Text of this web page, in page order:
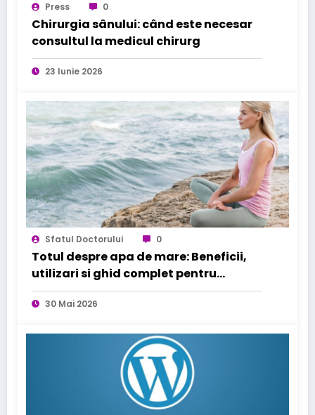
Press 0
Chirurgia sânului: când este necesar
consultul la medicul chirurg
23 Iunie 2026
Sfatul Doctorului 0
Totul despre apa de mare: Beneficii,
utilizari si ghid complet pentru
sanatatea familiei tale
30 Mai 2026